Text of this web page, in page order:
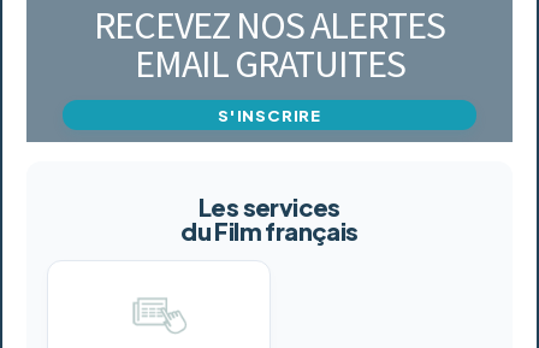
RECEVEZ NOS ALERTES
EMAIL GRATUITES
S'INSCRIRE
Les services
du Film français